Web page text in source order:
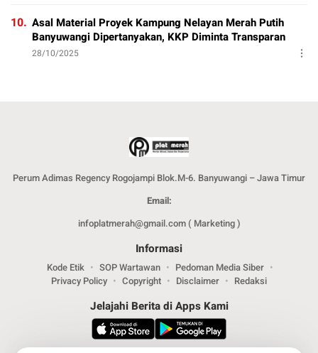
10. Asal Material Proyek Kampung Nelayan Merah Putih
Banyuwangi Dipertanyakan, KKP Diminta Transparan
28/10/2025
Perum Adimas Regency Rogojampi Blok.M-6. Banyuwangi – Jawa Timur
Email:
infoplatmerah@gmail.com ( Marketing )
Informasi
Kode Etik SOP Wartawan
Pedoman Media Siber
Privacy Policy
Copyright Disclaimer Redaksi
Jelajahi Berita di Apps Kami